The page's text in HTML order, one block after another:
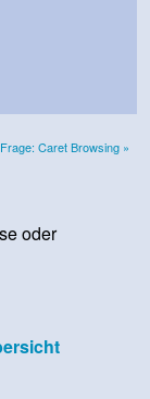
Caret Browsing »
oder